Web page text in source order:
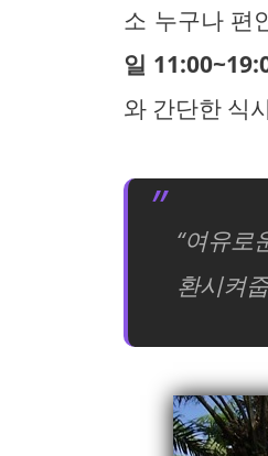
소 누구나 편
일
와 간단한 식
“여유로
환시켜